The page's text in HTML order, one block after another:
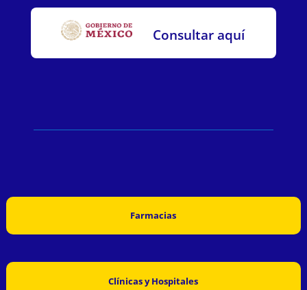
Consultar aquí
Farmacias
Clínicas y Hospitales